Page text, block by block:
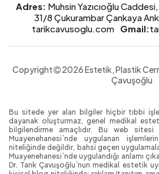
Adres: Muhsin Yazıcıoğlu
31/8 Çukurambar Çankaya
tarikcavusoglu.com
Gmail:
Copyright 2026 Estetik, Plastik
Çavuşoğlu
Bu sitede yer alan bilgiler hiçbir tıbbi
dayanak oluşturmaz, genel medikal
bilgilendirme amaçlıdır. Bu web sitesi
Muayenehanesi`nde uygulanan
niteliğinde değildir, bahsi geçen
Muayenehanesi`nde uygulandığı anlamı
Dr. Tarık Çavuşoğlu`nun medikal estetik